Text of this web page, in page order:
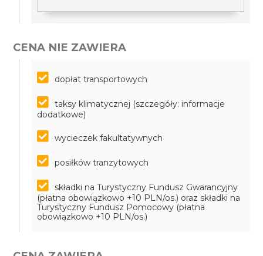
CENA NIE ZAWIERA
dopłat transportowych
taksy klimatycznej (szczegóły: informacje
dodatkowe)
wycieczek fakultatywnych
posiłków tranzytowych
składki na Turystyczny Fundusz Gwarancyjny
(płatna obowiązkowo +10 PLN/os.) oraz składki na
Turystyczny Fundusz Pomocowy (płatna
obowiązkowo +10 PLN/os.)